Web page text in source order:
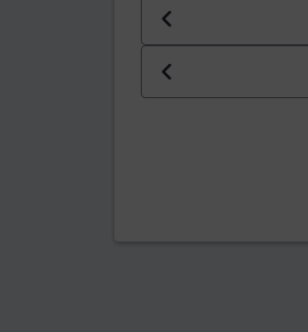
Datum der Hinfahrt
Uhrzeit der Hinfahrt